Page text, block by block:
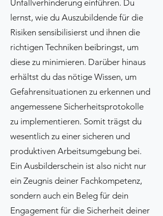
Unfallverhinderung einführen. Du
lernst, wie du Auszubildende für die
Risiken sensibilisierst und ihnen die
richtigen Techniken beibringst, um
diese zu minimieren. Darüber hinaus
erhältst du das nötige Wissen, um
Gefahrensituationen zu erkennen und
angemessene Sicherheitsprotokolle
zu implementieren. Somit trägst du
wesentlich zu einer sicheren und
produktiven Arbeitsumgebung bei.
Ein Ausbilderschein ist also nicht nur
ein Zeugnis deiner Fachkompetenz,
sondern auch ein Beleg für dein
Engagement für die Sicherheit deiner